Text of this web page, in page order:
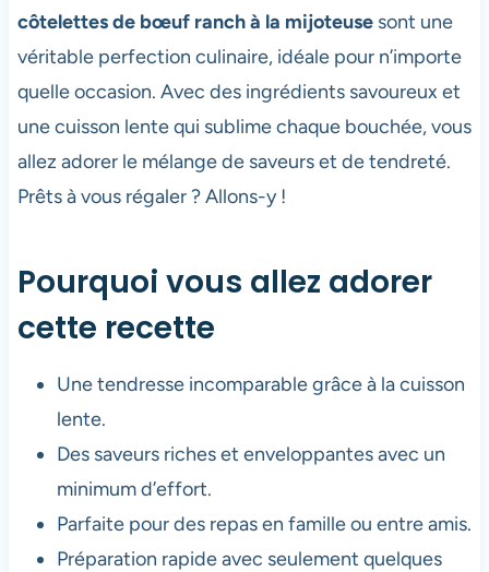
côtelettes de bœuf ranch à la mijoteusesont une
véritable perfection culinaire, idéale pour n’importe
quelle occasion. Avec des ingrédients savoureux et
une cuisson lente qui sublime chaque bouchée, vous
allez adorer le mélange de saveurs et de tendreté.
Prêts à vous régaler ? Allons-y !
Pourquoi vous allez adorer
cette recette
Une tendresse incomparable grâce à la cuisson
lente.
Des saveurs riches et enveloppantes avec un
minimum d’effort.
Parfaite pour des repas en famille ou entre amis.
Préparation rapide avec seulement quelques